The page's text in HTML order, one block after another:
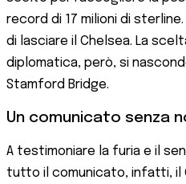
record di 17 milioni di
di lasciare il Chelsea. La
diplomatica, però, si
Stamford Bridge.
Un comunicato senza
A testimoniare la furia e il
tutto il comunicato, infatti, il